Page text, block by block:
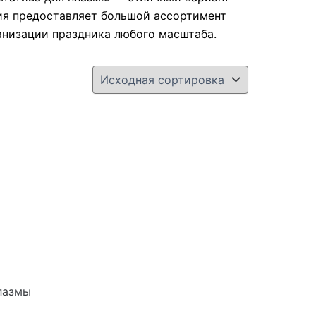
предоставляет большой ассортимент
праздника любого масштаба.